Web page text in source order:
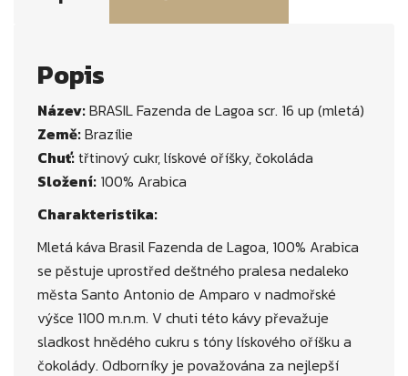
množství
Popis
Název:BRASIL Fazenda de Lagoa scr. 16 up (mletá)
Země:Brazílie
Chuť:třtinový cukr, lískové oříšky, čokoláda
Složení: 100% Arabica
Charakteristika:
Mletá káva Brasil Fazenda de Lagoa, 100% Arabica
se pěstuje uprostřed deštného pralesa nedaleko
města Santo Antonio de Amparo v nadmořské
výšce 1100 m.n.m. V chuti této kávy převažuje
sladkost hnědého cukru s tóny lískového oříšku a
čokolády. Odborníky je považována za nejlepší